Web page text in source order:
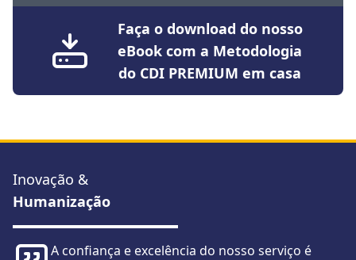
Faça o download do nosso
eBook com a Metodologia
do CDI PREMIUM em casa
Inovação &
Humanização
A confiança e excelência do nosso serviço é